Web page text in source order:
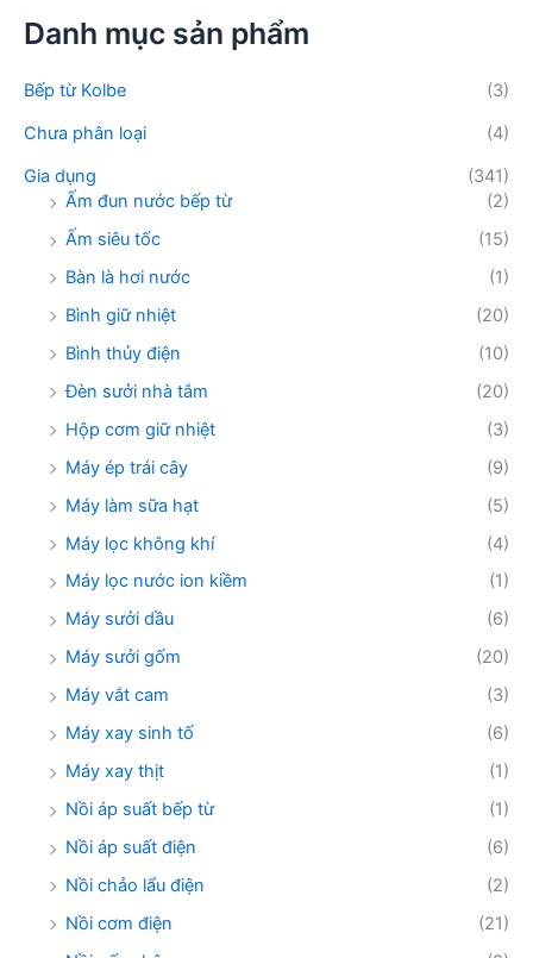
k
i
m
Danh mục sản phẩm
Bếp từ Kolbe
(3)
Chưa phân loại
(4)
Gia dụng
(341)
Ấm đun nước bếp từ
(2)
Ấm siêu tốc
(15)
Bàn là hơi nước
(1)
Bình giữ nhiệt
(20)
Bình thủy điện
(10)
Đèn sưởi nhà tắm
(20)
Hộp cơm giữ nhiệt
(3)
Máy ép trái cây
(9)
Máy làm sữa hạt
(5)
Máy lọc không khí
(4)
Máy lọc nước ion kiềm
(1)
Máy sưởi dầu
(6)
Máy sưởi gốm
(20)
Máy vắt cam
(3)
Máy xay sinh tố
(6)
Máy xay thịt
(1)
Nồi áp suất bếp từ
(1)
Nồi áp suất điện
(6)
Nồi chảo lẩu điện
(2)
Nồi cơm điện
(21)